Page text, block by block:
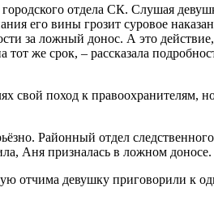
отдела СК. Слушая
его вины грозит суровое
за ложный донос. А это
же срок, – рассказала
поход к правоохранителям,
Районный отдел
Аня призналась в ложном
отчима девушку приговорили к